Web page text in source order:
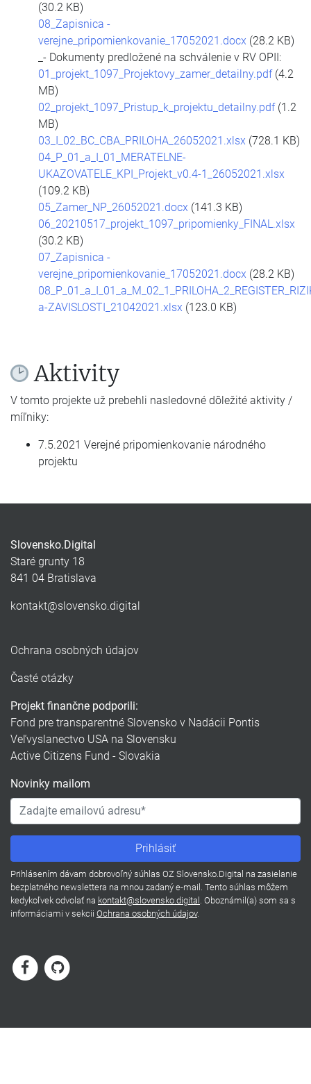
(30.2 KB)
08_Zapisnica -
verejne_pripomienkovanie_17052021.docx (28.2 KB)
_- Dokumenty predložené na schválenie v RV OPII:
01_projekt_1097_Projektovy_zamer_detailny.pdf(4.2
MB)
02_projekt_1097_Pristup_k_projektu_detailny.pdf(1.2
MB)
03_I_02_BC_CBA_PRILOHA_26052021.xlsx (728.1 KB)
04_P_01_a_I_01_MERATELNE-
UKAZOVATELE_KPI_Projekt_v0.4-1_26052021.xlsx
(109.2 KB)
05_Zamer_NP_26052021.docx (141.3 KB)
06_20210517_projekt_1097_pripomienky_FINAL.xlsx
(30.2 KB)
07_Zapisnica -
verejne_pripomienkovanie_17052021.docx (28.2 KB)
a-ZAVISLOSTI_21042021.xlsx (123.0 KB)
Aktivity
V tomto projekte už prebehli nasledovné dôležité aktivity /
míľniky:
7.5.2021 Verejné pripomienkovanie národného
projektu
Slovensko.Digital
Staré grunty 18
841 04 Bratislava
kontakt@slovensko.digital
Ochrana osobných údajov
Časté otázky
Projekt finančne podporili:
Fond pre transparentné Slovensko v Nadácii Pontis
Veľvyslanectvo USA na Slovensku
Active Citizens Fund - Slovakia
Novinky mailom
Prihlásením dávam dobrovoľný súhlas OZ Slovensko.Digital na zasielanie
bezplatného newslettera na mnou zadaný e-mail. Tento súhlas môžem
kedykoľvek odvolať na kontakt@slovensko.digital . Oboznámil(a) som sa s
informáciami v sekcii Ochrana osobných údajov.